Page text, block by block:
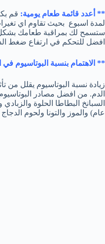
** أعدد قائمة طعام يومية: قم
لمدة اسبوع بحيث تقاوم اي
ستسمح لك بمراقبة طعامك
افضل للتحكم في ارتفاع ضغط
** الاهتمام بنسبة البوتاسيوم في
زيادة نسبة البوتاسيوم يقلل
الدم. من افضل مصادر
السبانخ البطاطا الحلوة
عام) والموز والتونا ولحوم